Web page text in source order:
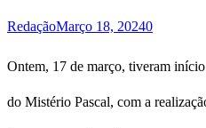
RedaçãoMarço 18, 20240
Ontem, 17 de março, tiveram
do Mistério Pascal, com a